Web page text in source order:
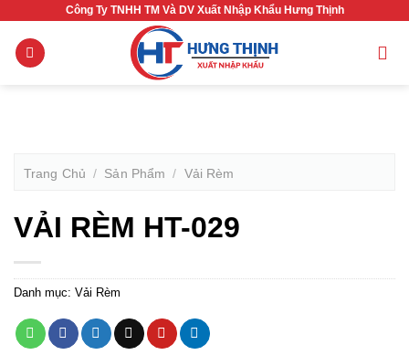
nội
Công Ty TNHH TM Và DV Xuất Nhập Khẩu Hưng Thịnh
Trang Chủ / Sản Phẩm / Vải Rèm
VẢI RÈM HT-029
Danh mục: Vải Rèm